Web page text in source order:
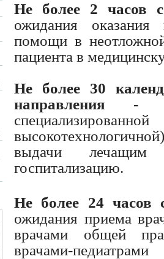
Не более 2 часов
ожидания оказания
помощи в
пациента в
Не более 30
направления
выдачи лечащим
госпитализацию.
Не более 24 часов
ожидания приема
врачами общей
врачами-